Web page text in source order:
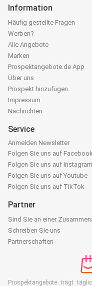
Information
Häufig gestellte Fragen
Werben?
Alle Angebote
Marken
Prospektangebote.de App
Über uns
Prospekt hinzufügen
Impressum
Nachrichten
Service
Anmelden Newsletter
Folgen Sie uns auf
Folgen Sie uns auf Instagram
Folgen Sie uns auf Youtube
Folgen Sie uns auf TikTok
Partner
Sind Sie an einer
Schreiben Sie uns
Partnerschaften
Prospektangebote trägt